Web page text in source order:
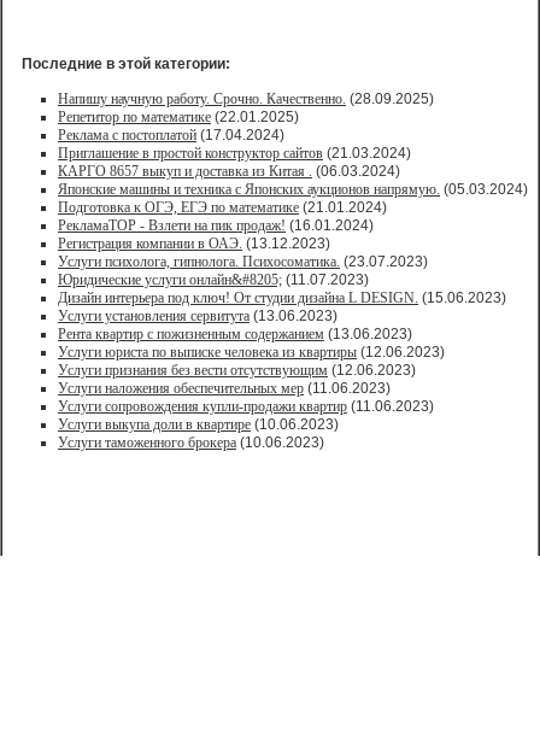
Последние в этой категории:
Напишу научную работу. Срочно. Качественно. (28.09.2025)
Репетитор по математике (22.01.2025)
Реклама с постоплатой (17.04.2024)
Приглашение в простой конструктор сайтов (21.03.2024)
КАРГО 8657 выкуп и доставка из Китая . (06.03.2024)
Японские машины и техника с Японских аукционов напрямую. (05.03.2024)
Подготовка к ОГЭ, ЕГЭ по математике (21.01.2024)
РекламаТОР - Взлети на пик продаж! (16.01.2024)
Регистрация компании в ОАЭ. (13.12.2023)
Услуги психолога, гипнолога. Психосоматика. (23.07.2023)
Юридические услуги онлайн&#8205; (11.07.2023)
Дизайн интерьера под ключ! От студии дизайна L DESIGN. (15.06.2023)
Услуги установления сервитута (13.06.2023)
Рента квартир с пожизненным содержанием (13.06.2023)
Услуги юриста по выписке человека из квартиры (12.06.2023)
Услуги признания без вести отсутствующим (12.06.2023)
Услуги наложения обеспечительных мер (11.06.2023)
Услуги сопровождения купли-продажи квартир (11.06.2023)
Услуги выкупа доли в квартире (10.06.2023)
Услуги таможенного брокера (10.06.2023)